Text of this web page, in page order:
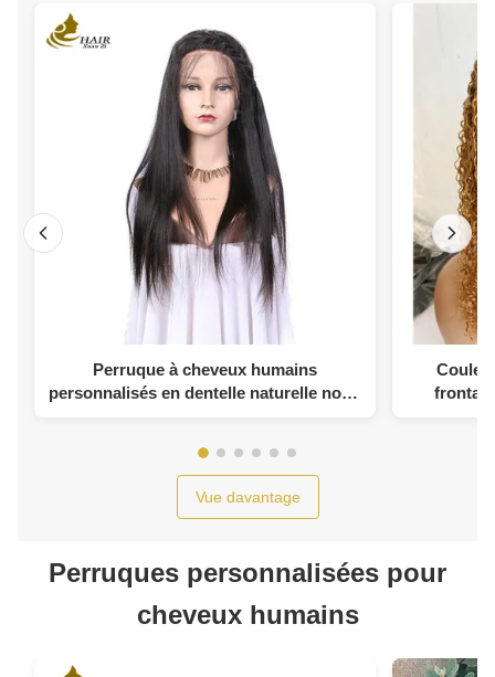
Perruque à cheveux humains
personnalisés en dentelle naturelle noire
Vue davantage
Perruques personnalisées pour
cheveux humains